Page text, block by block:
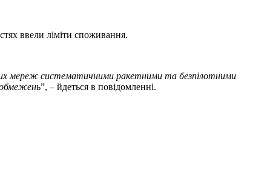
ввели ліміти споживання.
мереж систематичними ракетними та безпілотними
обмежень”, – йдеться в повідомленні.